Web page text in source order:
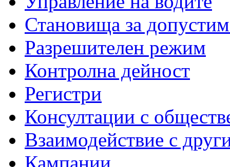
Становища за
Разрешителен режим
Контролна дейност
Регистри
Консултации с
Взаимодействие с
Кампании